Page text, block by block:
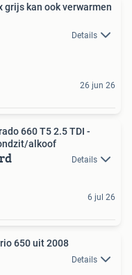
grijs kan ook verwarmen
Details
26 jun 26
660 T5 2.5 TDI -
alkoof
Details
6 jul 26
650 uit 2008
Details